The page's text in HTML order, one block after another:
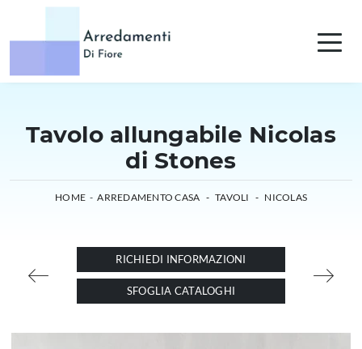
Tavolo allungabile Nicolas
di Stones
HOME - ARREDAMENTO CASA - TAVOLI - NICOLAS
RICHIEDI INFORMAZIONI
SFOGLIA CATALOGHI